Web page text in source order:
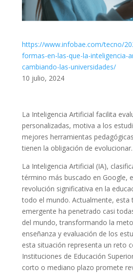
https://www.infobae.com/tecno/
formas-en-las-que-la-inteligencia-
cambiando-las-universidades/
10 julio, 2024
La Inteligencia Artificial facilita
personalizadas, motiva a los
mejores herramientas
tienen la obligación de evolucionar.
La Inteligencia Artificial (IA),
término más buscado en Google,
revolución significativa en la
todo el mundo. Actualmente, esta
emergente ha penetrado casi
del mundo, transformando la
enseñanza y evaluación de los
esta situación representa un reto
Instituciones de Educación
corto o mediano plazo promete